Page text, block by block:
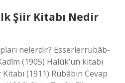
Şiir Kitabı Nedir
nelerdir? Esserlerrubâb-
(1905) Halûk’un kitabı
(1911) Rübâbın Cevap